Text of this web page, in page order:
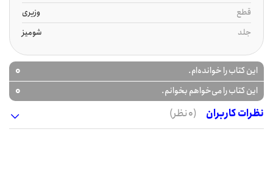
قطع
وزیری
جلد
شومیز
این کتاب را خوانده‌ام. 0
این کتاب را می‌خواهم بخوانم.
0
نظرات کاربران
(0 نظر)